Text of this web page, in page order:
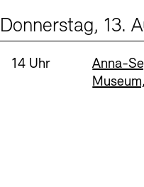
Donnerstag, 13.
Uhrzeit:
14 Uhr Standort
Anna-